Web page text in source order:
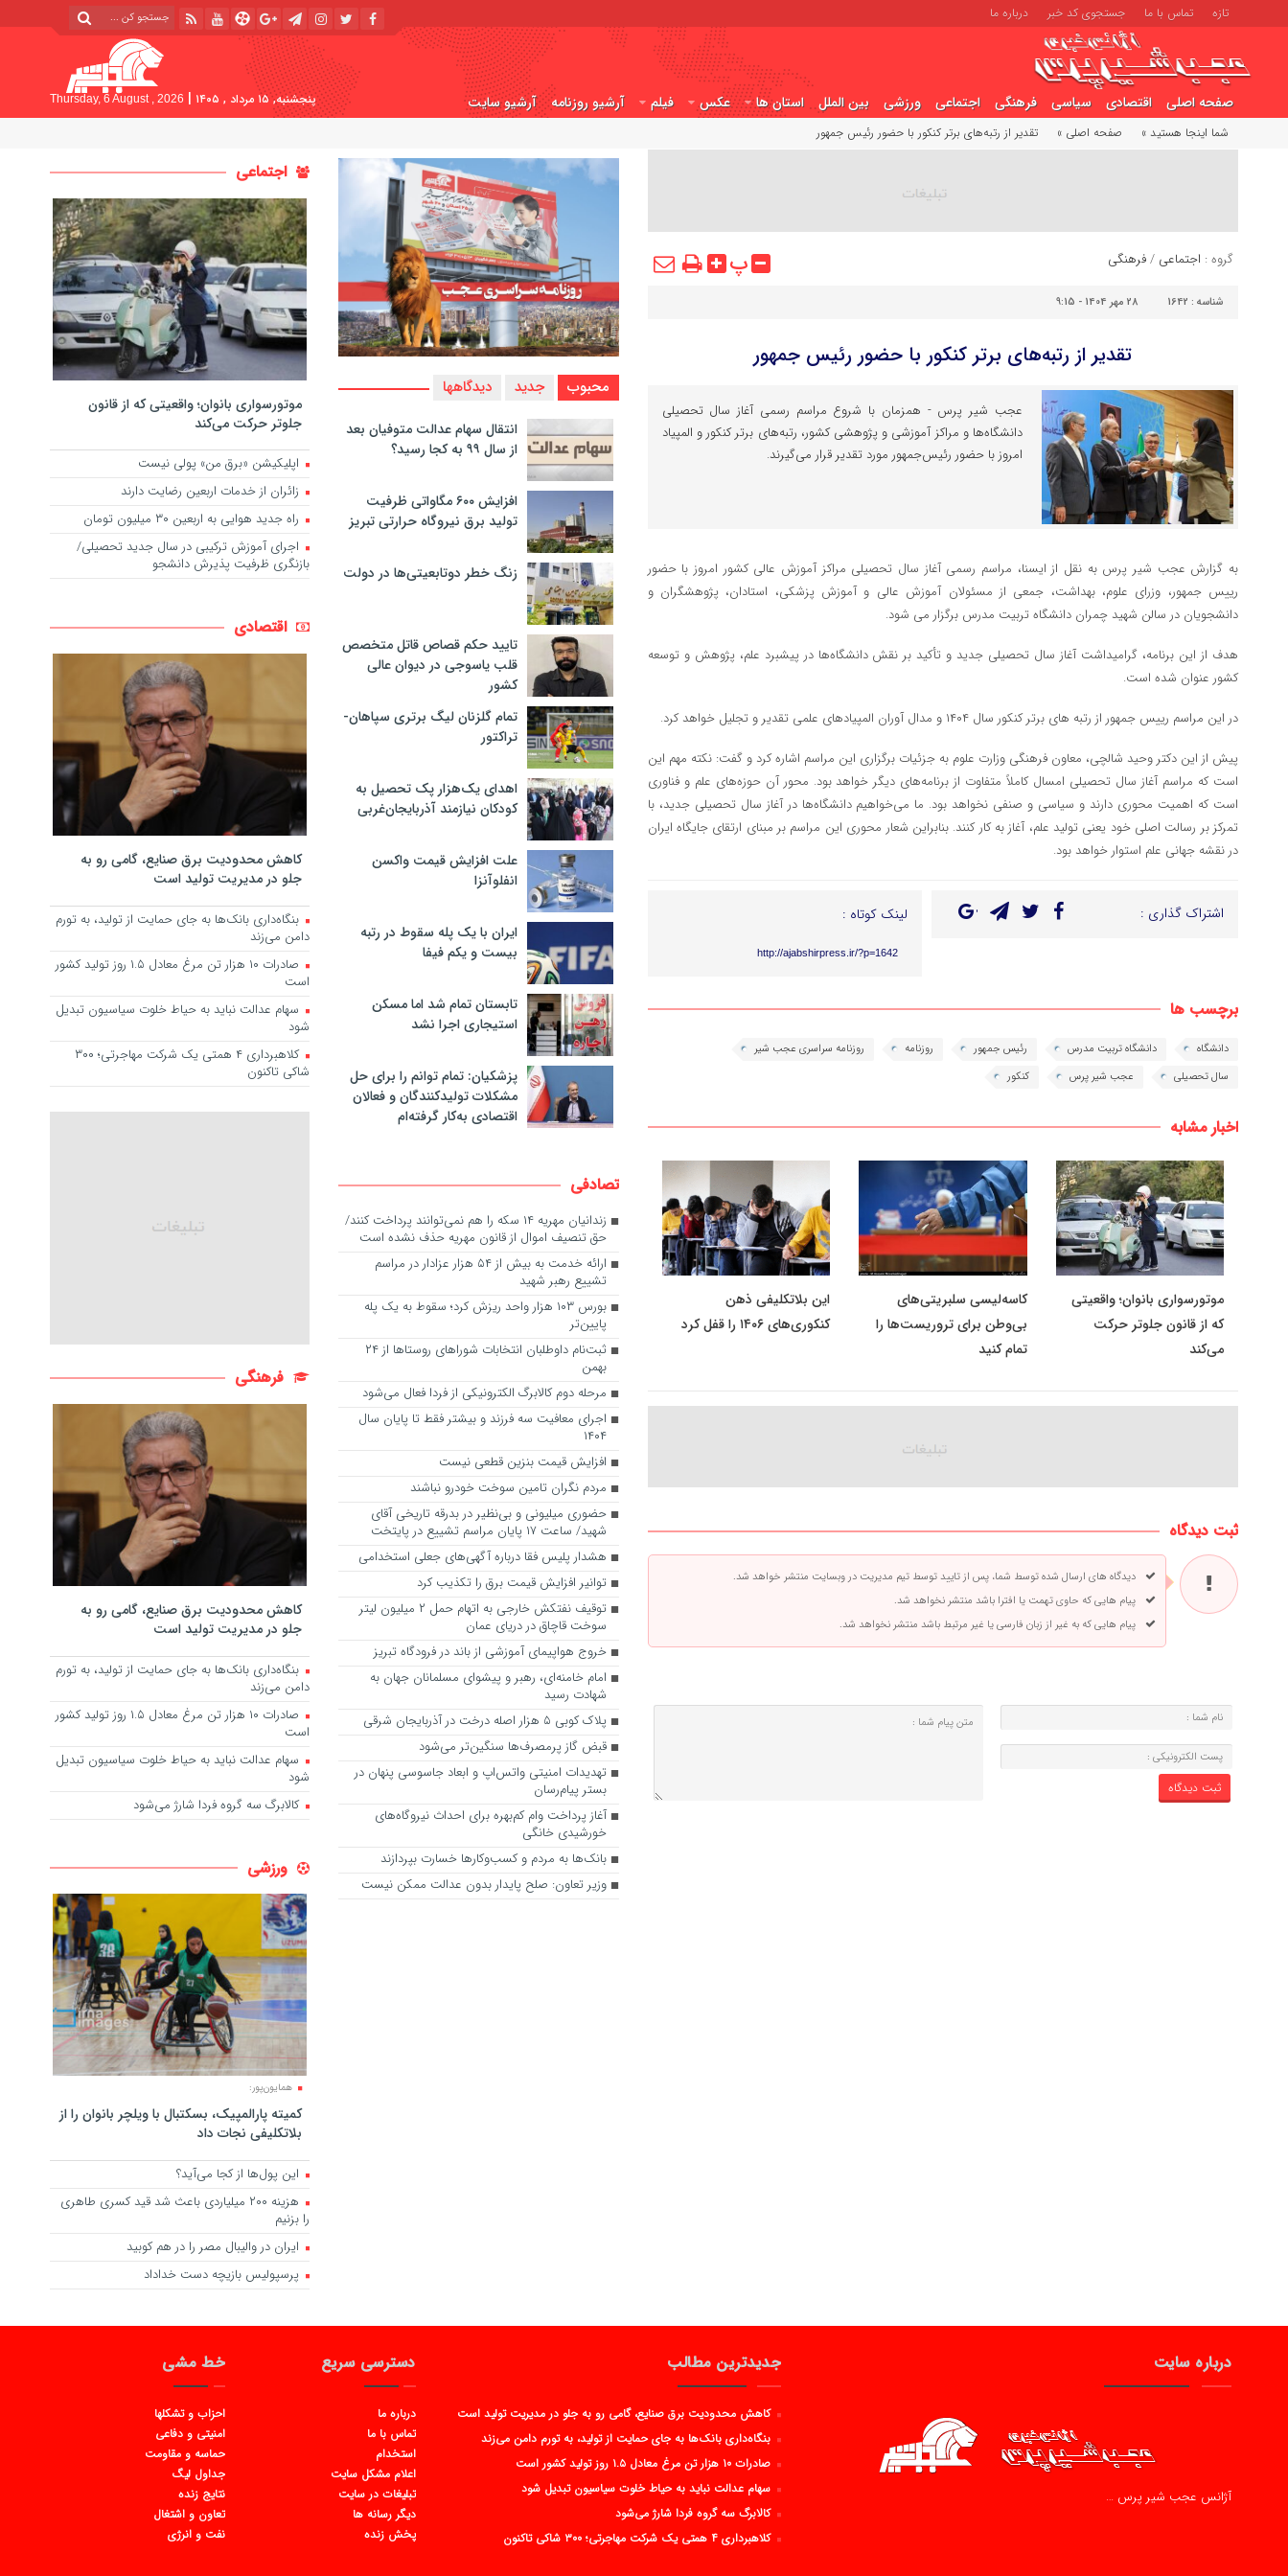
تازه تماس با ما جستجوی کد خبر درباره ما
صفحه اصلی اقتصادی سیاسی فرهنگی اجتماعی ورزشی بین الملل استان ها عکس فیلم آرشیو روزنامه آرشیو سایت پنجشنبه, ۱۵ مرداد , ۱۴۰۵ |
Thursday, 6 August , 2026
شما اینجا هستید » صفحه اصلی » تقدیر از رتبه‌های برتر کنکور با حضور رئیس جمهور
گروه : اجتماعی /فرهنگی پ
شناسه : 1642 28 مهر 1404 - 9:15
تقدیر از رتبه‌های برتر کنکور با حضور رئیس جمهور
عجب شیر پرس - همزمان با شروع مراسم رسمی آغاز سال تحصیلی
دانشگاه‌ها و مراکز آموزشی و پژوهشی کشور، رتبه‌های برتر کنکور و المپیاد
امروز با حضور رئیس‌جمهور مورد تقدیر قرار می‌گیرند.
به گزارش عجب شیر پرس به نقل از ایسنا، مراسم رسمی آغاز سال تحصیلی مراکز آموزش عالی کشور امروز با حضور
رییس جمهور، وزرای علوم، بهداشت، جمعی از مسئولان آموزش عالی و آموزش پزشکی، استادان، پژوهشگران و
دانشجویان در سالن شهید چمران دانشگاه تربیت مدرس برگزار می شود.
هدف از این برنامه، گرامیداشت آغاز سال تحصیلی جدید و تأکید بر نقش دانشگاه‌ها در پیشبرد علم، پژوهش و توسعه
کشور عنوان شده است.
در این مراسم رییس جمهور از رتبه های برتر کنکور سال ۱۴۰۴ و مدال آوران المپیادهای علمی تقدیر و تجلیل خواهد کرد.
پیش از این دکتر وحید شالچی، معاون فرهنگی وزارت علوم به جزئیات برگزاری این مراسم اشاره کرد و گفت: نکته مهم این
است که مراسم آغاز سال تحصیلی امسال کاملاً متفاوت از برنامه‌های دیگر خواهد بود. محور آن حوزه‌های علم و فناوری
است که اهمیت محوری دارند و سیاسی و صنفی نخواهد بود. ما می‌خواهیم دانشگاه‌ها در آغاز سال تحصیلی جدید، با
تمرکز بر رسالت اصلی خود یعنی تولید علم، آغاز به کار کنند. بنابراین شعار محوری این مراسم بر مبنای ارتقای جایگاه ایران
در نقشه جهانی علم استوار خواهد بود.
اشتراک گذاری : لینک کوتاه :
http://ajabshirpress.ir/?p=1642
برچسب ها
دانشگاه‌ دانشگاه تربیت مدرس رئیس جمهور روزنامه
روزنامه سراسری عجب شیر
سال تحصیلی
عجب شیر پرس کنکور
اخبار مشابه
موتورسواری بانوان؛ واقعیتی
که از قانون جلوتر حرکت
می‌کند
کاسه‌لیسی سلبریتی‌‌های
بی‌وطن برای تروریست‌ها را
تمام کنید
این بلاتکلیفی ذهن
کنکوری‌های ۱۴۰۶ را قفل کرد
ثبت دیدگاه
دیدگاه های ارسال شده توسط شما، پس از تایید توسط تیم مدیریت در وبسایت منتشر خواهد شد.
پیام هایی که حاوی تهمت یا افترا باشد منتشر نخواهد شد.
پیام هایی که به غیر از زبان فارسی یا غیر مرتبط باشد منتشر نخواهد شد.
محبوب جدید دیدگاهها
انتقال سهام عدالت متوفیان بعد
از سال ۹۹ به کجا رسید؟
افزایش ۶۰۰ مگاواتی ظرفیت
تولید برق نیروگاه حرارتی تبریز
زنگ خطر دوتابعیتی‌ها در دولت
تایید حکم قصاص قاتل متخصص
قلب یاسوجی در دیوان عالی
کشور
تمام گلزنان لیگ‌ برتری سپاهان-
تراکتور
اهدای یک‌هزار پک تحصیل به
کودکان نیازمند آذربایجان‌غربی
علت افزایش قیمت واکسن
انفلوآنزا
ایران با یک پله سقوط در رتبه
بیست و یکم فیفا
تابستان تمام شد اما مسکن
استیجاری اجرا نشد
پزشکیان: تمام توانم را برای حل
مشکلات تولیدکنندگان و فعالان
اقتصادی به‌کار گرفته‌ام
تصادفی
زندانیان مهریه ۱۴ سکه را هم نمی‌توانند پرداخت کنند/
حق تنصیف اموال از قانون مهریه حذف نشده است
ارائه خدمت به بیش از ۵۴ هزار عزادار در مراسم
تشییع رهبر شهید
بورس ۱۰۳ هزار واحد ریزش کرد؛ سقوط به یک پله
پایین‌تر
ثبت‌نام داوطلبان انتخابات شورا‌های روستا‌ها از ۲۴
بهمن
مرحله دوم کالابرگ الکترونیکی از فردا فعال می‌شود
اجرای معافیت سه فرزند و بیشتر فقط تا پایان سال
۱۴۰۴
افزایش قیمت بنزین قطعی نیست
مردم نگران تامین سوخت خودرو نباشند
حضوری میلیونی و بی‌نظیر در بدرقه تاریخی آقای
شهید/ ساعت ۱۷ پایان مراسم تشییع در پایتخت
هشدار پلیس فقا درباره آگهی‌های جعلی استخدامی
توانیر افزایش قیمت برق را تکذیب کرد
توقیف نفتکش خارجی به اتهام حمل ۲ میلیون لیتر
سوخت قاچاق در دریای عمان
خروج هواپیمای آموزشی از باند در فرودگاه تبریز
امام خامنه‌ای، رهبر و پیشوای مسلمانان جهان به
شهادت رسید
پلاک کوبی ۵ هزار اصله درخت در آذربایجان شرقی
قبض گاز پرمصرف‌ها سنگین‌تر می‌شود
تهدیدات امنیتی واتس‌اپ و ابعاد جاسوسی پنهان در
بستر پیام‌رسان
آغاز پرداخت وام کم‌بهره برای احداث نیروگاه‌های
خورشیدی خانگی
بانک‌ها به مردم و کسب‌وکارها خسارت بپردازند
وزیر تعاون: صلح پایدار بدون عدالت ممکن نیست
اجتماعی
موتورسواری بانوان؛ واقعیتی که از قانون
جلوتر حرکت می‌کند
اپلیکیشن «برق من» پولی نیست
زائران از خدمات اربعین رضایت دارند
راه جدید هوایی به اربعین ۳۰ میلیون تومان
اجرای آموزش ترکیبی در سال جدید تحصیلی/
بازنگری ظرفیت پذیرش دانشجو
اقتصادی
کاهش محدودیت برق صنایع، گامی رو به
جلو در مدیریت تولید است
بنگاه‌داری بانک‌ها به جای حمایت از تولید، به تورم
دامن می‌زند
صادرات ۱۰ هزار تن مرغ معادل ۱.۵ روز تولید کشور
است
سهام عدالت نباید به حیاط خلوت سیاسیون تبدیل
شود
کلاهبرداری ۴ همتی یک شرکت مهاجرتی؛ ۳۰۰
شاکی تاکنون
فرهنگی
کاهش محدودیت برق صنایع، گامی رو به
جلو در مدیریت تولید است
بنگاه‌داری بانک‌ها به جای حمایت از تولید، به تورم
دامن می‌زند
صادرات ۱۰ هزار تن مرغ معادل ۱.۵ روز تولید کشور
است
سهام عدالت نباید به حیاط خلوت سیاسیون تبدیل
شود
کالابرگ سه گروه فردا شارژ می‌شود
ورزشی
همایون‌پور:
کمیته پارالمپیک، بسکتبال با ویلچر بانوان را از
بلاتکلیفی نجات داد
این پول‌ها از کجا می‌آید؟
هزینه ۲۰۰ میلیاردی باعث شد قید کسری طاهری
را بزنیم
ایران در والیبال مصر را در هم کوبید
پرسپولیس بازیچه دست خداداد
درباره سایت
آژانس عجب شیر پرس …
جدیدترین مطالب
کاهش محدودیت برق صنایع، گامی رو به جلو در مدیریت تولید است
بنگاه‌داری بانک‌ها به جای حمایت از تولید، به تورم دامن می‌زند
صادرات ۱۰ هزار تن مرغ معادل ۱.۵ روز تولید کشور است
سهام عدالت نباید به حیاط خلوت سیاسیون تبدیل شود
کالابرگ سه گروه فردا شارژ می‌شود
کلاهبرداری ۴ همتی یک شرکت مهاجرتی؛ ۳۰۰ شاکی تاکنون
دسترسی سریع
درباره ما
تماس با ما
استخدام
اعلام مشکل سایت
تبلیغات در سایت
دیگر رسانه ها
پخش زنده
خط مشی
احزاب و تشکلها
امنیتی و دفاعی
حماسه و مقاومت
جداول لیگ
نتایج زنده
تعاون و اشتغال
نفت و انرژی